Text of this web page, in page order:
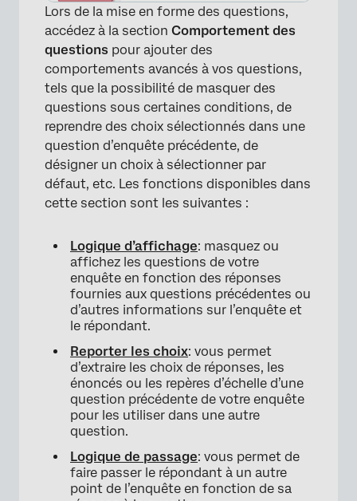
Lors de la mise en forme des questions,
accédez à la section Comportement des
questions pour ajouter des
comportements avancés à vos questions,
tels que la possibilité de masquer des
questions sous certaines conditions, de
reprendre des choix sélectionnés dans une
question d’enquête précédente, de
désigner un choix à sélectionner par
défaut, etc. Les fonctions disponibles dans
cette section sont les suivantes :
Logique d’affichage: masquez ou
affichez les questions de votre
enquête en fonction des réponses
fournies aux questions précédentes ou
d’autres informations sur l’enquête et
le répondant.
Reporter les choix: vous permet
d’extraire les choix de réponses, les
énoncés ou les repères d’échelle d’une
question précédente de votre enquête
pour les utiliser dans une autre
question.
Logique de passage: vous permet de
faire passer le répondant à un autre
point de l’enquête en fonction de sa